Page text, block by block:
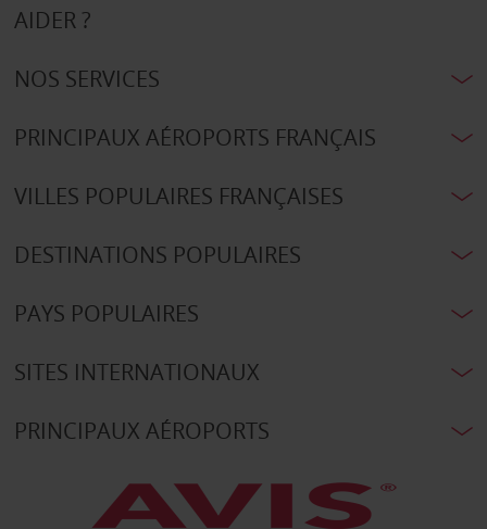
AIDER ?
NOS SERVICES
PRINCIPAUX AÉROPORTS FRANÇAIS
VILLES POPULAIRES FRANÇAISES
DESTINATIONS POPULAIRES
PAYS POPULAIRES
SITES INTERNATIONAUX
PRINCIPAUX AÉROPORTS